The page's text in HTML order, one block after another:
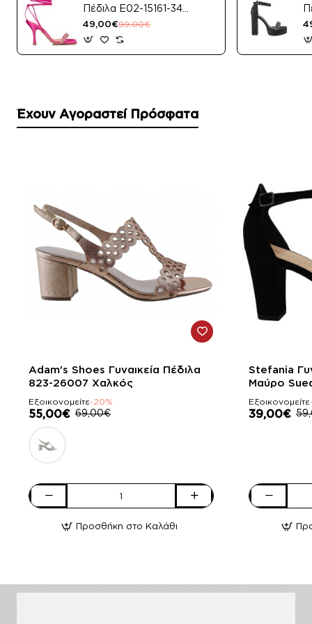
Πέδιλα E02-15161-34
Μαύρο Satin
49,00€99,00€
Έχουν Αγοραστεί Πρόσφατα
-20%
Adam's Shoes Γυναικεία Πέδιλα
823-26007 Χαλκός
Εξοικονομείτε-20%
55,00€ 69,00€
Adam's
ΓυναικείαΠροσθήκη στο Καλάθι
-34%
Stefania
Μαύρο
Εξοικονομείτε
39,00€
Stefania
Πέδιλα